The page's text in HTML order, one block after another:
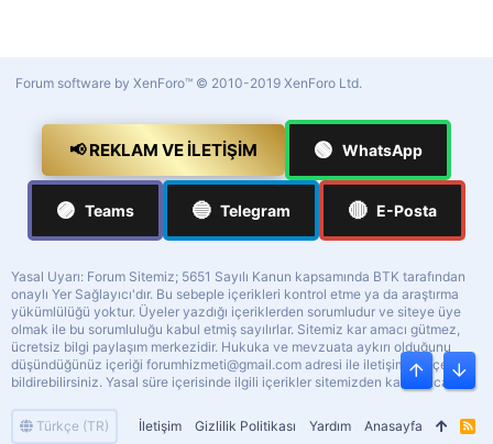
Türkçe (TR) İletişim Gizlilik Politikası Yardım Anasayfa
R
Forum software by XenForo™ © 2010-2019 XenForo Ltd.
📢 REKLAM VE İLETIŞIM 🟢 WhatsApp
🟣 Teams 🔵 Telegram 🔴 E-Posta
Yasal Uyarı: Forum Sitemiz; 5651 Sayılı Kanun kapsamında BTK tarafından
onaylı Yer Sağlayıcı'dır. Bu sebeple içerikleri kontrol etme ya da araştırma
yükümlülüğü yoktur. Üyeler yazdığı içeriklerden sorumludur ve siteye üye
olmak ile bu sorumluluğu kabul etmiş sayılırlar. Sitemiz kar amacı gütmez,
ücretsiz bilgi paylaşım merkezidir. Hukuka ve mevzuata aykırı olduğunu
düşündüğünüz içeriği forumhizmeti@gmail.com adresi ile iletişime geçerek
bildirebilirsiniz. Yasal süre içerisinde ilgili içerikler sitemizden kaldırılacaktır.
Üst Alt